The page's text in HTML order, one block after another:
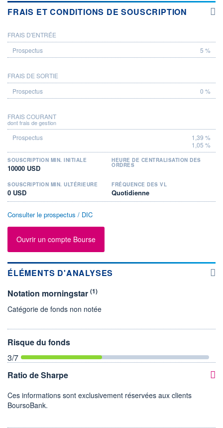
FRAIS ET CONDITIONS DE SOUSCRIPTION
PROSPECTUS
FRAIS D'ENTRÉE
5 %
FRAIS DE SORTIE
0 %
FRAIS COURANT
dont frais de gestion
1,39 %
1,05 %
SOUSCRIPTION MIN. INITIALE
10000 USD
HEURE DE CENTRALISATION DES
ORDRES
SOUSCRIPTION MIN. ULTÉRIEURE
0 USD
FRÉQUENCE DES VL
Quotidienne
Consulter le prospectus / DIC
Ouvrir un compte Bourse
ÉLÉMENTS D'ANALYSES
Notation morningstar (1)
Catégorie de fonds non notée
Risque du fonds
3/7
Ratio de Sharpe
Ces informations sont exclusivement réservées aux clients
BoursoBank.